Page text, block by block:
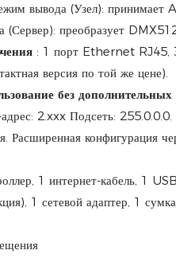
вывода (Узел):
преобразует
: 1 порт Ethernet RJ45,
версия по той же цене).
без дополнительных
2.xxx Подсеть: 255.0.0.0.
Расширенная конфигурация
1 интернет-кабель, 1
1 сетевой адаптер, 1